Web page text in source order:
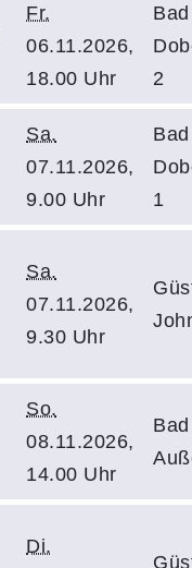
Fr.
06.11.2026,
18.00 Uhr
Bad
2
Sa.
07.11.2026,
9.00 Uhr
Bad
1
Sa.
07.11.2026,
9.30 Uhr
So.
08.11.2026,
14.00 Uhr
Di.